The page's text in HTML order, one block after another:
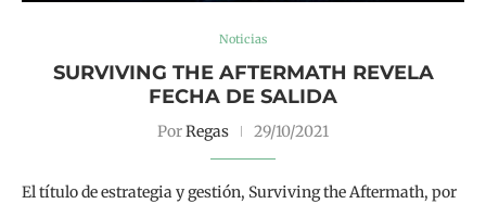
Noticias
SURVIVING THE AFTERMATH REVELA
FECHA DE SALIDA
PorRegas 29/10/2021
El título de estrategia y gestión, Surviving the Aftermath, por